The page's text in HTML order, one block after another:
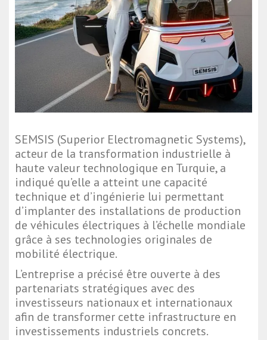
SEMSIS (Superior Electromagnetic Systems),
acteur de la transformation industrielle à
haute valeur technologique en Turquie, a
indiqué qu’elle a atteint une capacité
technique et d’ingénierie lui permettant
d’implanter des installations de production
de véhicules électriques à l’échelle mondiale
grâce à ses technologies originales de
mobilité électrique.
L’entreprise a précisé être ouverte à des
partenariats stratégiques avec des
investisseurs nationaux et internationaux
afin de transformer cette infrastructure en
investissements industriels concrets.